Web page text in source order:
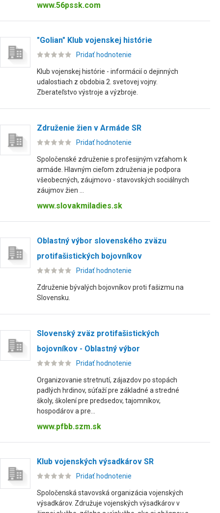
www.56pssk.com
"Golian" Klub vojenskej histórie
Pridať hodnotenie
Klub vojenskej histórie - informácií o dejinných
udalostiach z obdobia 2. svetovej vojny.
Zberateľstvo výstroje a výzbroje.
Združenie žien v Armáde SR
Pridať hodnotenie
Spoločenské združenie s profesijným vzťahom k
armáde. Hlavným cieľom združenia je podpora
všeobecných, záujmovo - stavovských sociálnych
záujmov žien ...
www.slovakmiladies.sk
Oblastný výbor slovenského zväzu
protifašistických bojovníkov
Pridať hodnotenie
Združenie bývalých bojovníkov proti fašizmu na
Slovensku.
Slovenský zväz protifašistických
bojovníkov - Oblastný výbor
Pridať hodnotenie
Organizovanie stretnutí, zájazdov po stopách
padlých hrdinov, súťaží pre základné a stredné
školy, školení pre predsedov, tajomníkov,
hospodárov a pre...
www.pfbb.szm.sk
Klub vojenských výsadkárov SR
Pridať hodnotenie
Spoločenská stavovská organizácia vojenských
výsadkárov. Združuje vojenských výsadkárov v